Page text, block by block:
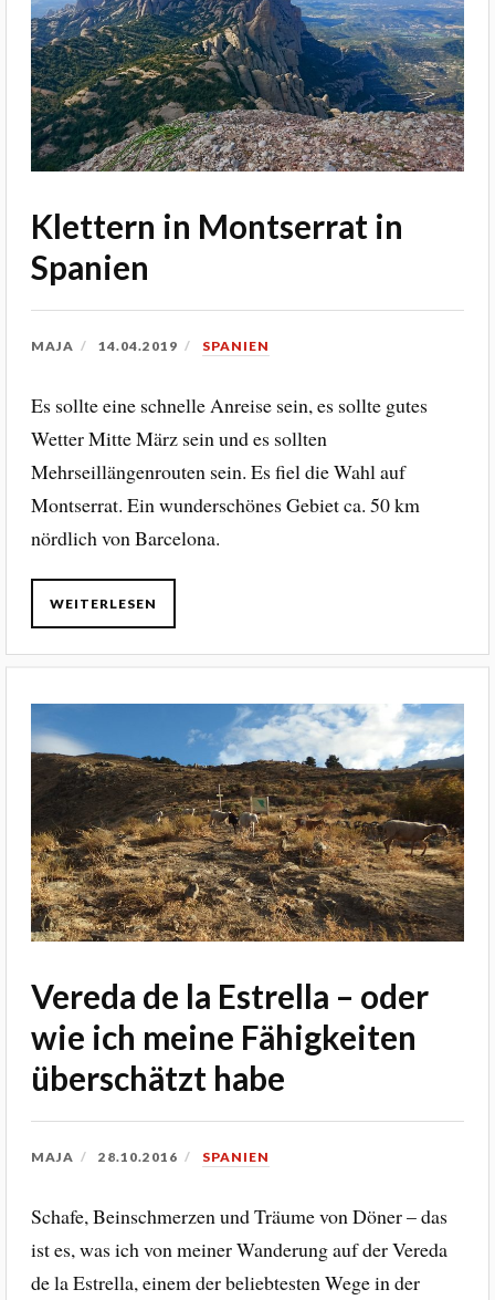
Klettern in Montserrat in
Spanien
MAJA 14.04.2019 SPANIEN
Es sollte eine schnelle Anreise sein, es sollte gutes
Wetter Mitte März sein und es sollten
Mehrseillängenrouten sein. Es fiel die Wahl auf
Montserrat. Ein wunderschönes Gebiet ca. 50 km
nördlich von Barcelona.
WEITERLESEN
Vereda de la Estrella – oder
wie ich meine Fähigkeiten
überschätzt habe
MAJA 28.10.2016 SPANIEN
Schafe, Beinschmerzen und Träume von Döner – das
ist es, was ich von meiner Wanderung auf der Vereda
de la Estrella, einem der beliebtesten Wege in der